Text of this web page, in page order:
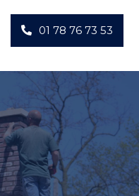
01 78 76 73 53